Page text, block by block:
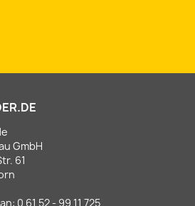
GmbH
61
0 61 52 - 99 11 725